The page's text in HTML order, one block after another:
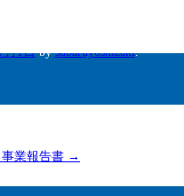
月1日bysubaruyoshizaki.
業報告書 →